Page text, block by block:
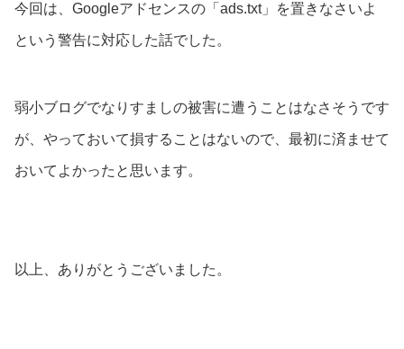
今回は、Googleアドセンスの「ads.txt」を置きなさいよ
という警告に対応した話でした。
弱小ブログでなりすましの被害に遭うことはなさそうです
が、やっておいて損することはないので、最初に済ませて
おいてよかったと思います。
以上、ありがとうございました。